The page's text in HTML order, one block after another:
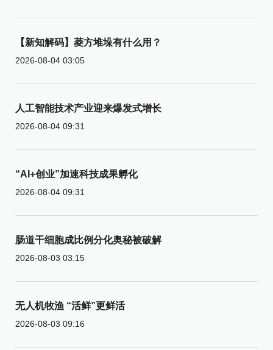
【新知解码】菱方堆垛有什么用？
2026-08-04 03:05
人工智能技术产业迎来爆发式增长
2026-08-04 09:31
“AI+创业”加速科技成果孵化
2026-08-04 09:31
肠道干细胞成比例分化奥秘被破解
2026-08-03 03:15
无人机牧渔 “活鲜”更鲜活
2026-08-03 09:16